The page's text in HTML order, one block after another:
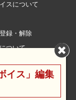
スについて
録・解除
ついて
イス」編集